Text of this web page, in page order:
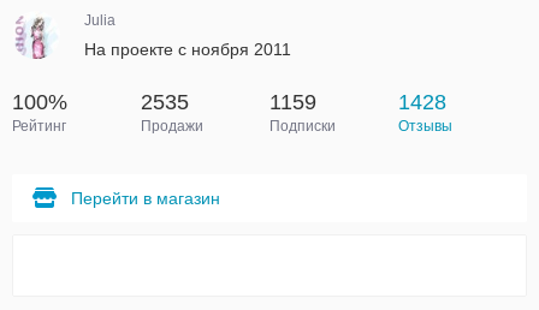
Julia
На проекте с ноября 2011
100%
Рейтинг
2535
Продажи
1159
Подписки
1428
Отзывы
Перейти в магазин